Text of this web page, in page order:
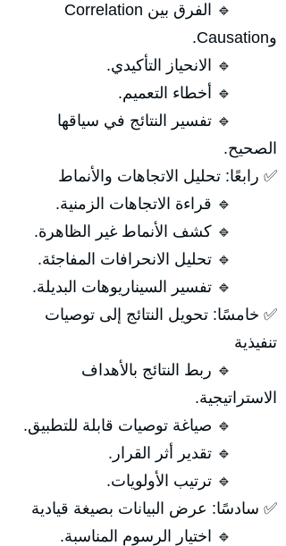
🔹 الفرق بين Correlation
وCausation.
🔹 الانحياز التأكيدي.
🔹 أخطاء التعميم.
🔹 تفسير النتائج في سياقها
الصحيح.
✅ رابعًا: تحليل الاتجاهات والأنماط
🔹 قراءة الاتجاهات الزمنية.
🔹 كشف الأنماط غير الظاهرة.
🔹 تحليل الانحرافات المفاجئة.
🔹 تفسير السيناريوهات البديلة.
✅ خامسًا: تحويل النتائج إلى توصيات
تنفيذية
🔹 ربط النتائج بالأهداف
الاستراتيجية.
🔹 صياغة توصيات قابلة للتطبيق.
🔹 تقدير أثر القرار.
🔹 ترتيب الأولويات.
✅ سادسًا: عرض البيانات بصيغة قيادية
🔹 اختيار الرسوم المناسبة.